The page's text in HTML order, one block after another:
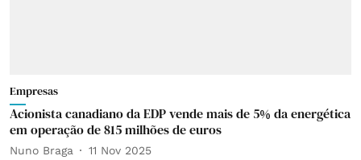
Empresas
Acionista canadiano da EDP vende mais de 5% da energética
em operação de 815 milhões de euros
Nuno Braga 11 Nov 2025